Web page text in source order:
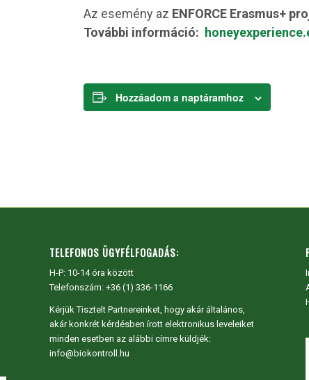
Az esemény az ENFORCE Erasmus+
További információ:
Hozzáadom a naptáramhoz
TELEFONOS ÜGYFÉLFOGADÁS:
H-P: 10-14 óra között
Telefonszám: +36 (1) 336-1166
Kérjük Tisztelt Partnereinket, hogy akár általános,
akár konkrét kérdésben írott elektronikus leveleiket
minden esetben az alábbi címre küldjék:
info@biokontroll.hu